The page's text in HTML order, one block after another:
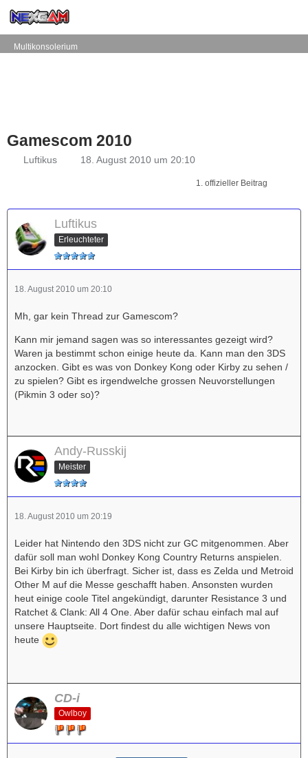
Multikonsolerium
Gamescom 2010
Luftikus 18. August 2010 um 20:10
1. offizieller Beitrag
Luftikus
Erleuchteter
18. August 2010 um 20:10
Mh, gar kein Thread zur Gamescom?
Kann mir jemand sagen was so interessantes gezeigt wird?
Waren ja bestimmt schon einige heute da. Kann man den 3DS
anzocken. Gibt es was von Donkey Kong oder Kirby zu sehen /
zu spielen? Gibt es irgendwelche grossen Neuvorstellungen
(Pikmin 3 oder so)?
Andy-Russkij
Meister
18. August 2010 um 20:19
Leider hat Nintendo den 3DS nicht zur GC mitgenommen. Aber
dafür soll man wohl Donkey Kong Country Returns anspielen.
Bei Kirby bin ich überfragt. Sicher ist, dass es Zelda und Metroid
Other M auf die Messe geschafft haben. Ansonsten wurden
heut einige coole Titel angekündigt, darunter Resistance 3 und
Ratchet & Clank: All 4 One. Aber dafür schau einfach mal auf
unsere Hauptseite. Dort findest du alle wichtigen News von
heute
CD-i
Owlboy